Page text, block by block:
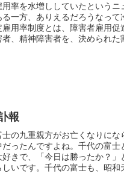
用率を水増ししていたというニ
一方、ありえるだろうなって
雇用率制度とは、障害者雇用
、精神障害者を、決められた
報
士の九重親方がお亡くなりに
だったんですよね。千代の富
きで、「今日は勝ったか？」
いです。千代の富士も、昭和